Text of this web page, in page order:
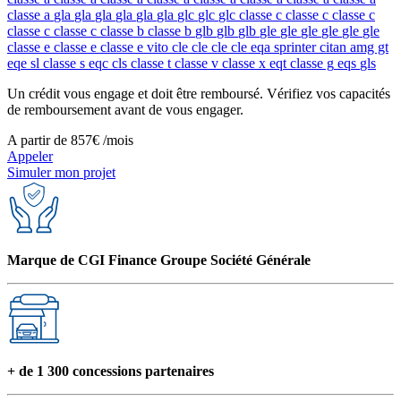
Réglage de profondeur coussin d'assise conducteur
Système de navigation
Blocage actif pour porte coulissante
Freinage d'urgence assisté actif
Siège conducteur chauffant
Porte coulissante à gauche
Vitre AV gauche fixe dans le panneau latéral/la porte
coulissante
Eclairage des seuils
Soutien lombaire pour siège passager
Filet de rangement dossier du siège passager AV
Pneumatiques 225/55 R17
Eclairage de proximité dans les rétroviseurs extérieurs
Module de pavillon confort
Variante de poids 3.200 kg
Commande électrique pour la porte coulissante gauche
Aide au démarrage en côte
Pack Rétroviseurs
Pack Aérodynamique
Rétroviseurs extérieurs rabattables automatiquement
classe a gla gla gla gla gla gla glc glc glc classe c classe c classe c
classe c classe c classe b classe b glb glb glb gle gle gle gle gle gle
classe e classe e classe e vito cle cle cle cle eqa sprinter citan amg gt
eqe sl classe s eqc cls classe t classe v classe x eqt classe g eqs gls
Un crédit vous engage et doit être remboursé. Vérifiez vos capacités
de remboursement avant de vous engager.
A partir de 857€ /mois
Appeler
Simuler mon projet
Marque de CGI Finance Groupe Société Générale
+ de 1 300 concessions partenaires